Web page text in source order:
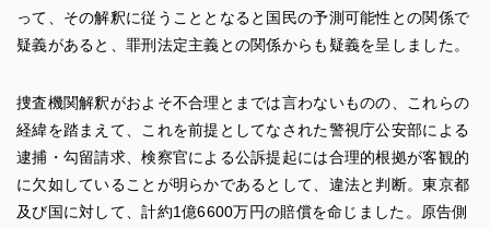
って、その解釈に従うこととなると国民の予測可能性との関係で
疑義があると、罪刑法定主義との関係からも疑義を呈しました。
捜査機関解釈がおよそ不合理とまでは言わないものの、これらの
経緯を踏まえて、これを前提としてなされた警視庁公安部による
逮捕・勾留請求、検察官による公訴提起には合理的根拠が客観的
に欠如していることが明らかであるとして、違法と判断。東京都
及び国に対して、計約1億6600万円の賠償を命じました。原告側